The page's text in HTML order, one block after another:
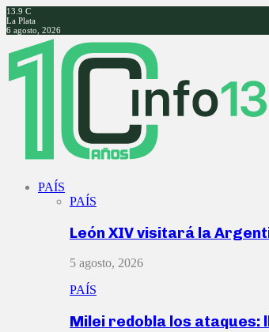
13.9 C
La Plata
6 agosto, 2026
Facebook
Twitter
Instagram
Youtube
PAÍS
PAÍS
León XIV visitará la
5 agosto, 2026
PAÍS
Milei redobla los